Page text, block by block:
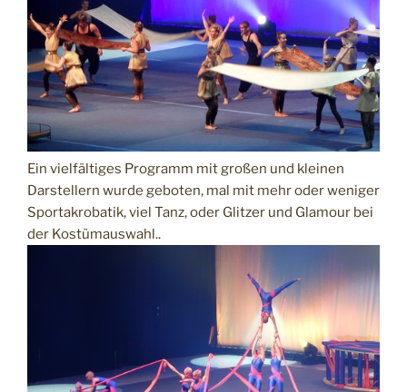
Ein vielfältiges Programm mit großen und kleinen
Darstellern wurde geboten, mal mit mehr oder weniger
Sportakrobatik, viel Tanz, oder Glitzer und Glamour bei
der Kostümauswahl..